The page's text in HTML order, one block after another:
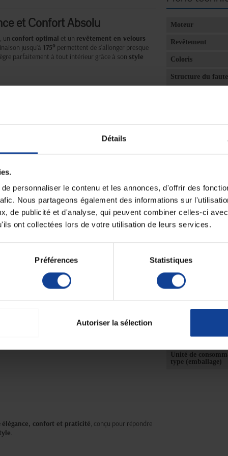
Détails
personnaliser le contenu et les annonces, d'offrir des
Nous partageons également des informations sur
de publicité et d'analyse, qui peuvent combiner celles-ci
ont collectées lors de votre utilisation de leurs services.
Préférences Statistiques
Autoriser la sélection
et Confort Absolu
, un confort optimal et un revêtement en velours
jusqu’à 175° permettent de s'allonger presque
parfaitement à tout intérieur grâce à son style
élégance, confort et praticité, conçu pour répondre
.
Moteur
Revêtement
Coloris
Structure du
Densité de la
Profondeur hors
(cm)
Hauteur dossier
Hauteur sol/assise
Hauteur hors
Poids
Poids max
Garantie produit
nombre
Unité de
type (emballage)